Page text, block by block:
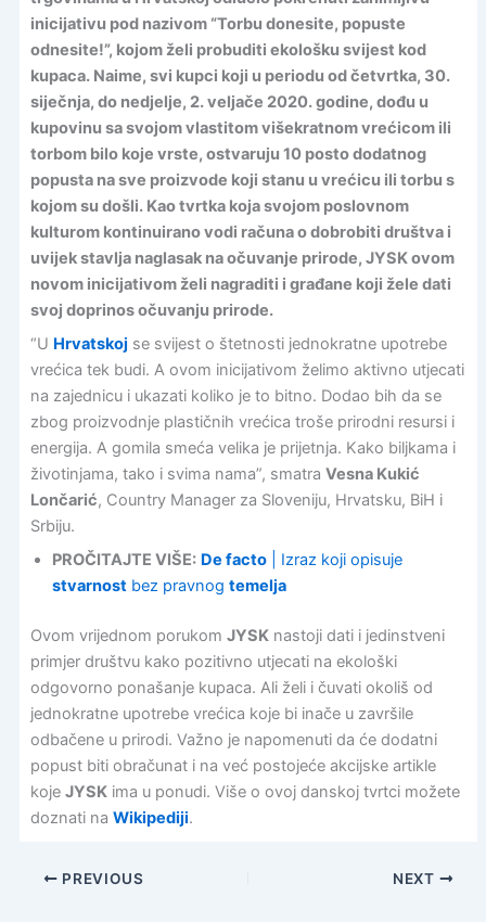
inicijativu pod nazivom “Torbu donesite, popuste
odnesite!”, kojom želi probuditi ekološku svijest kod
kupaca. Naime, svi kupci koji u periodu od četvrtka, 30.
siječnja, do nedjelje, 2. veljače 2020. godine, dođu u
kupovinu sa svojom vlastitom višekratnom vrećicom ili
torbom bilo koje vrste, ostvaruju 10 posto dodatnog
popusta na sve proizvode koji stanu u vrećicu ili torbu s
kojom su došli. Kao tvrtka koja svojom poslovnom
kulturom kontinuirano vodi računa o dobrobiti društva i
uvijek stavlja naglasak na očuvanje prirode, JYSK ovom
novom inicijativom želi nagraditi i građane koji žele dati
svoj doprinos očuvanju prirode.
“U Hrvatskoj se svijest o štetnosti jednokratne upotrebe
vrećica tek budi. A ovom inicijativom želimo aktivno utjecati
na zajednicu i ukazati koliko je to bitno. Dodao bih da se
zbog proizvodnje plastičnih vrećica troše prirodni resursi i
energija. A gomila smeća velika je prijetnja. Kako biljkama i
životinjama, tako i svima nama”, smatra Vesna Kukić
Lončarić, Country Manager za Sloveniju, Hrvatsku, BiH i
Srbiju.
PROČITAJTE VIŠE: De facto| Izraz koji opisuje
stvarnostbez pravnog temelja
Ovom vrijednom porukom JYSKnastoji dati i jedinstveni
primjer društvu kako pozitivno utjecati na ekološki
odgovorno ponašanje kupaca. Ali želi i čuvati okoliš od
jednokratne upotrebe vrećica koje bi inače u završile
odbačene u prirodi. Važno je napomenuti da će dodatni
popust biti obračunat i na već postojeće akcijske artikle
koje JYSKima u ponudi. Više o ovoj danskoj tvrtci možete
doznati na Wikipediji.
PREVIOUS NEXT